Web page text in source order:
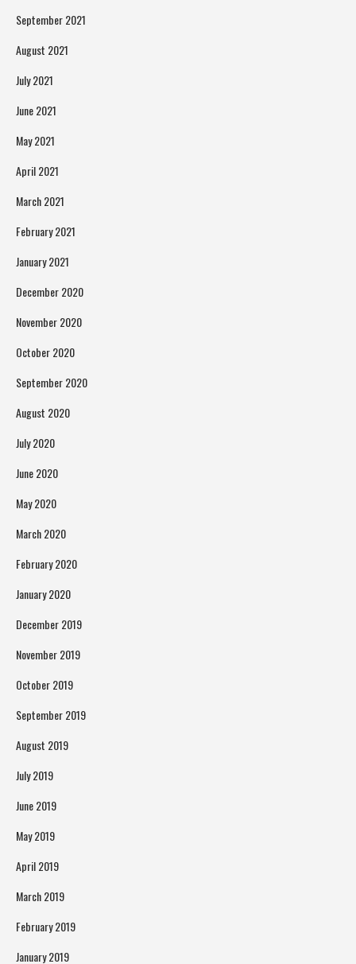
September 2021
August 2021
July 2021
June 2021
May 2021
April 2021
March 2021
February 2021
January 2021
December 2020
November 2020
October 2020
September 2020
August 2020
July 2020
June 2020
May 2020
March 2020
February 2020
January 2020
December 2019
November 2019
October 2019
September 2019
August 2019
July 2019
June 2019
May 2019
April 2019
March 2019
February 2019
January 2019